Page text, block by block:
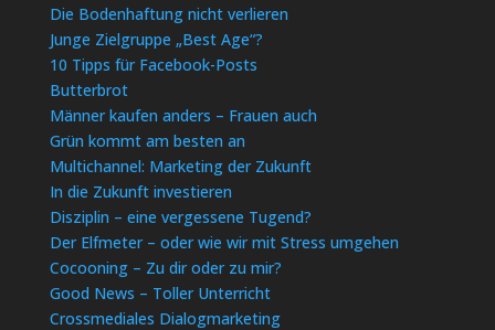
Die Bodenhaftung nicht verlieren
Junge Zielgruppe „Best Age“?
10 Tipps für Facebook-Posts
Butterbrot
Männer kaufen anders – Frauen auch
Grün kommt am besten an
Multichannel: Marketing der Zukunft
In die Zukunft investieren
Disziplin – eine vergessene Tugend?
Der Elfmeter – oder wie wir mit Stress umgehen
Cocooning – Zu dir oder zu mir?
Good News – Toller Unterricht
Crossmediales Dialogmarketing